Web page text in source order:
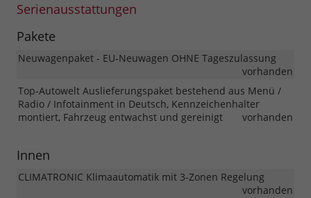
Serienausstattungen
Pakete
Neuwagenpaket - EU-Neuwagen OHNE Tageszulassung
vorhanden
Top-Autowelt Auslieferungspaket bestehend aus Menü /
Radio / Infotainment in Deutsch, Kennzeichenhalter
montiert, Fahrzeug entwachst und gereinigt
vorhanden
Innen
CLIMATRONIC Klimaautomatik mit 3-Zonen Regelung
vorhanden